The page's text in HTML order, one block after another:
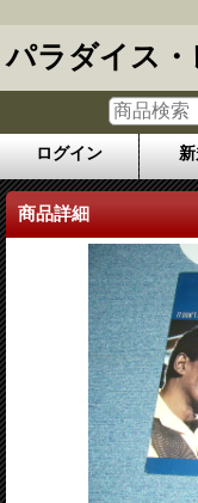
パラダイス・
ログイン
商品詳細